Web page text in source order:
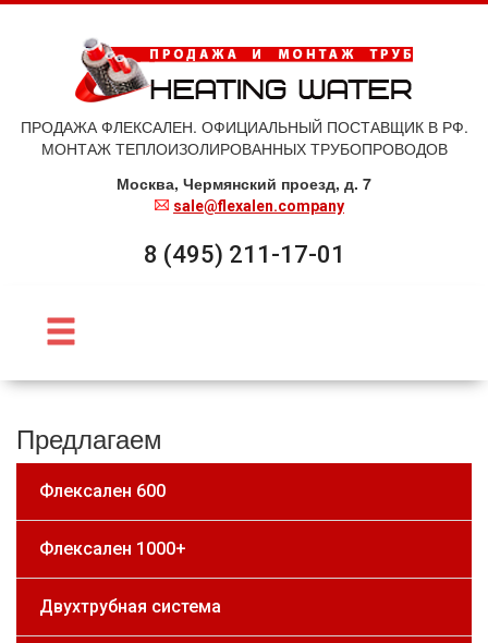
ПРОДАЖА ФЛЕКСАЛЕН. ОФИЦИАЛЬНЫЙ ПОСТАВЩИК В РФ.
МОНТАЖ ТЕПЛОИЗОЛИРОВАННЫХ ТРУБОПРОВОДОВ
Москва, Чермянский проезд, д. 7
sale@flexalen.company
8 (495) 211-17-01
Предлагаем
Флексален 600
Флексален 1000+
Двухтрубная система